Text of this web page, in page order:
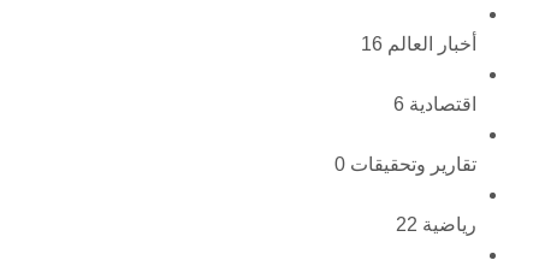
أخبار العالم 16
اقتصادية 6
تقارير وتحقيقات 0
رياضية 22